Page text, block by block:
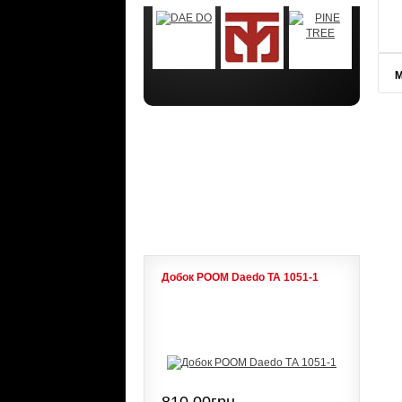
Добок POOM Daedo ТА 1051-1